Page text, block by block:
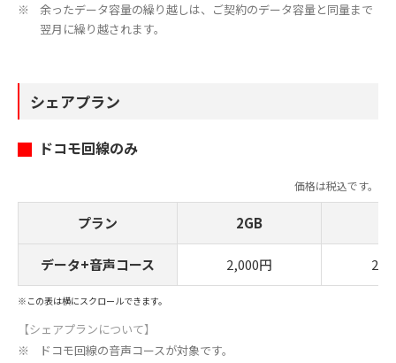
余ったデータ容量の繰り越しは、ご契約のデータ容量と同量まで
翌月に繰り越されます。
シェアプラン
ドコモ回線のみ
価格は税込です。
プラン 2GB
データ+音声コース 2,000円
※この表は横にスクロールできます。
【シェアプランについて】
ドコモ回線の音声コースが対象です。